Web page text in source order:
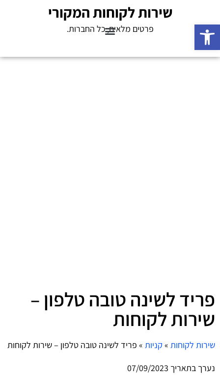
פתח סרגל נגישות
שירות לקוחות המקורי
פרטים מלאים, כל החברות.
פריד לשינה טובה טלפון –
שירות לקוחות
שירות לקוחות » קניות » פריד לשינה טובה טלפון – שירות לקוחות
נערך בתאריך 07/09/2023